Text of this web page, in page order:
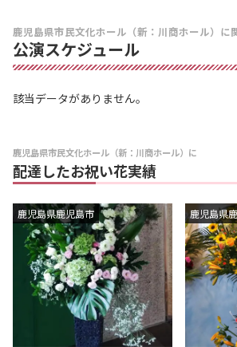
鹿児島県市民文化ホール（新：川商ホール）に
公演スケジュール
該当データがありません。
鹿児島県市民文化ホール（新：川商ホール）に
配達したお祝い花実績
鹿児島県鹿児島市 鹿児島県